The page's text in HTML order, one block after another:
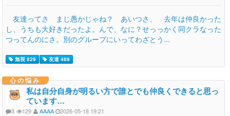
友達ってさ まじ愚かじゃね？ あいつさ、 去年は仲良かった
し、うちも大好きだったよ。んで、なに？せっっかく同クラなった
つってんのにさ。別のグループにいってわざとう...
無視 829 友達 489
心の悩み
私は自分自身が明るい方で誰とでも仲良くできると思っ
ています…
3 129 AAAA 2026-05-18 19:21